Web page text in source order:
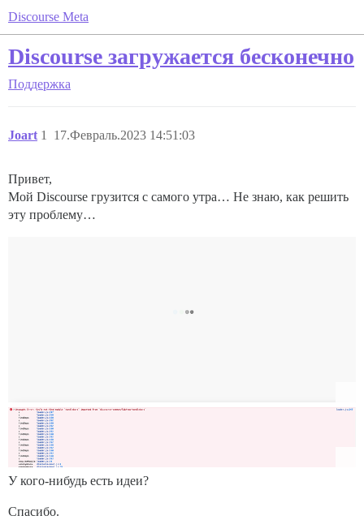
Discourse Meta
Discourse загружается бесконечно
Поддержка
Joart 17.Февраль.2023 14:51:03
1
Привет,
Мой Discourse грузится с самого утра… Не знаю, как решить
эту проблему…
У кого-нибудь есть идеи?
Спасибо.